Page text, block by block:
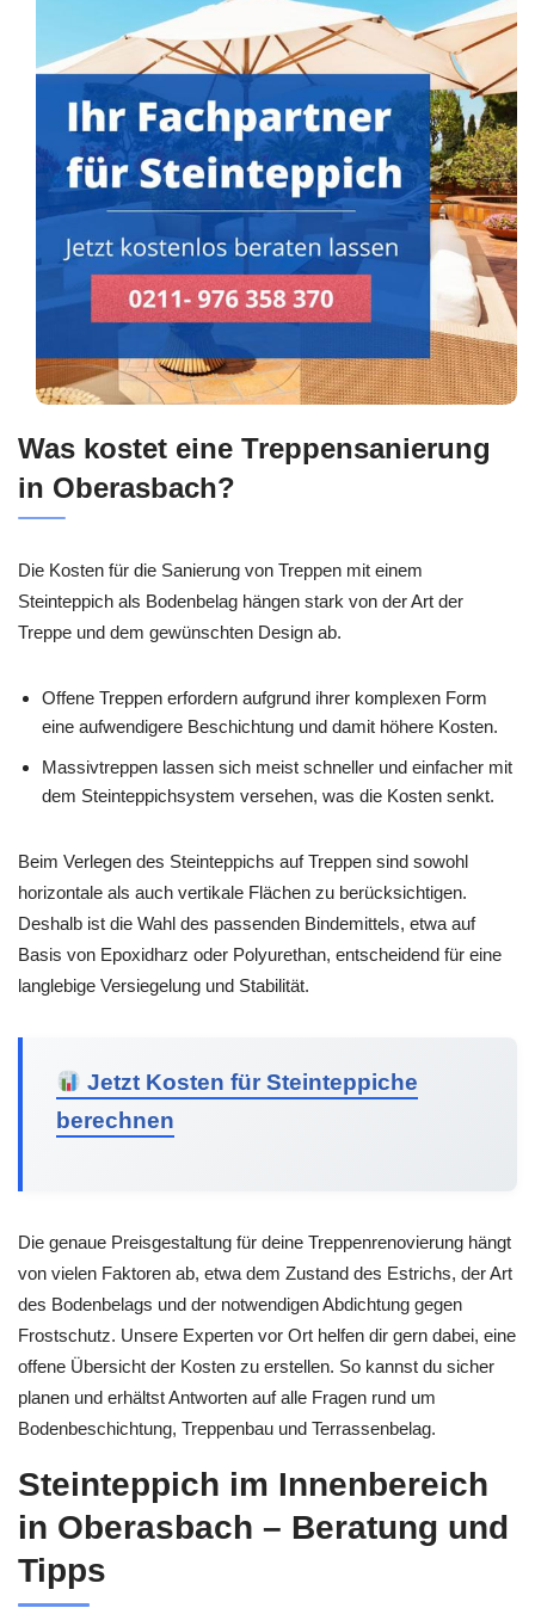
Was kostet eine Treppensanierung
in Oberasbach?
Die Kosten für die Sanierung von Treppen mit einem
Steinteppich als Bodenbelag hängen stark von der Art der
Treppe und dem gewünschten Design ab.
Offene Treppen erfordern aufgrund ihrer komplexen Form
eine aufwendigere Beschichtung und damit höhere Kosten.
Massivtreppen lassen sich meist schneller und einfacher mit
dem Steinteppichsystem versehen, was die Kosten senkt.
Beim Verlegen des Steinteppichs auf Treppen sind sowohl
horizontale als auch vertikale Flächen zu berücksichtigen.
Deshalb ist die Wahl des passenden Bindemittels, etwa auf
Basis von Epoxidharz oder Polyurethan, entscheidend für eine
langlebige Versiegelung und Stabilität.
Jetzt Kosten für Steinteppiche
berechnen
Die genaue Preisgestaltung für deine Treppenrenovierung hängt
von vielen Faktoren ab, etwa dem Zustand des Estrichs, der Art
des Bodenbelags und der notwendigen Abdichtung gegen
Frostschutz. Unsere Experten vor Ort helfen dir gern dabei, eine
offene Übersicht der Kosten zu erstellen. So kannst du sicher
planen und erhältst Antworten auf alle Fragen rund um
Bodenbeschichtung, Treppenbau und Terrassenbelag.
Steinteppich im Innenbereich
in Oberasbach – Beratung und
Tipps